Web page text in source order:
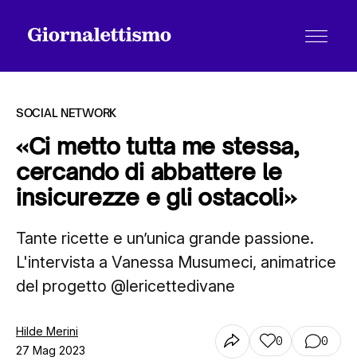
Tutti gli articoli
Chi siamo
Contatti
SOCIAL NETWORK
«Ci metto tutta me stessa,
cercando di abbattere le
insicurezze e gli ostacoli»
Tante ricette e un’unica grande passione.
L'intervista a Vanessa Musumeci, animatrice
del progetto @lericettedivane
Hilde Merini
27 Mag 2023
0 0